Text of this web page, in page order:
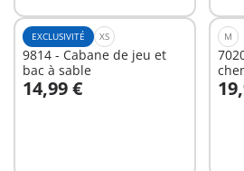
EXCLUSIVITÉ XS
9814 - Cabane de jeu et
bac à sable
14,99 €
Au panier
M